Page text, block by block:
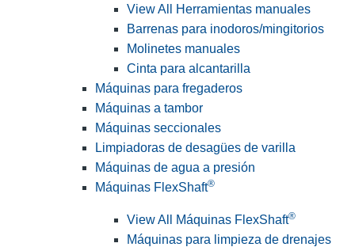
View All Herramientas manuales
Barrenas para inodoros/mingitorios
Molinetes manuales
Cinta para alcantarilla
Máquinas para fregaderos
Máquinas a tambor
Máquinas seccionales
Limpiadoras de desagües de varilla
Máquinas de agua a presión
Máquinas FlexShaft®
View All Máquinas FlexShaft®
Máquinas para limpieza de drenajes